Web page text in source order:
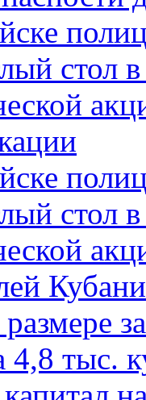
стол
стол
4,8 тыс.